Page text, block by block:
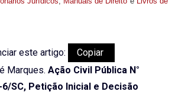
este artigo:
Copiar
Marques. Ação Civil Pública N°
6/SC, Petição Inicial e Decisão